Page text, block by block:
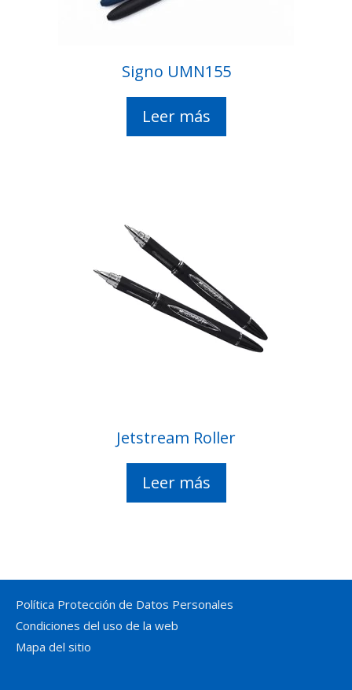
Signo UMN155
Leer más
Jetstream Roller
Leer más
Política Protección de Datos Personales
Condiciones del uso de la web
Mapa del sitio